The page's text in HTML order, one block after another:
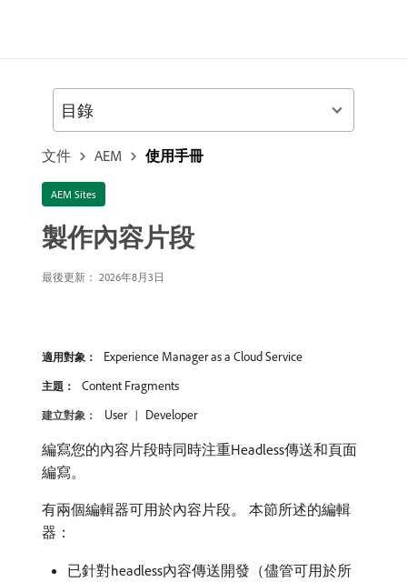
文件 AEM 使用手冊
AEM Sites
製作內容片段
最後更新： 2026年8月3日
適用對象： Experience Manager as a Cloud Service
主題： Content Fragments
建立對象： User Developer
編寫您的內容片段時同時注重Headless傳送和頁面
編寫。
有兩個編輯器可用於內容片段。 本節所述的編輯
器：
已針對headless內容傳送開發（儘管可用於所
目錄